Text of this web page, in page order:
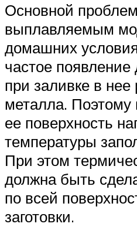
Основной
выплавляемым
домашних
частое
при заливке в нее
металла. Поэтому
ее поверхность
температуры
При этом
должна быть
по всей
заготовки.